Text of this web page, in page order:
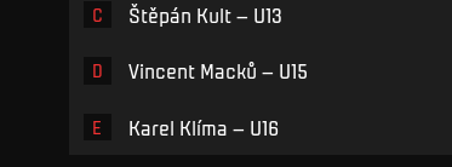
C Štěpán Kult – U13
D Vincent Macků – U15
E Karel Klíma – U16